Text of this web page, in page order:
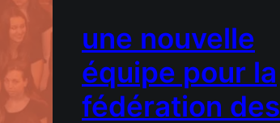
une nouvelle
équipe pour la
fédération des